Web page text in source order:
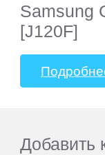
Samsung
[J120F]
Добавить